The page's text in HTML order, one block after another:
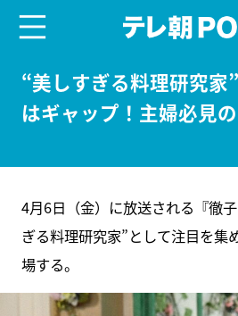
“美しすぎる料理研究家
はギャップ！主婦必見
4月6日（金）に放送される『徹
ぎる料理研究家”として注目を集
場する。